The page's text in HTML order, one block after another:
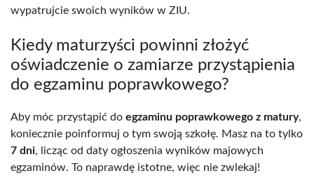
wypatrujcie swoich wyników w ZIU.
Kiedy maturzyści powinni złożyć
oświadczenie o zamiarze przystąpienia
do egzaminu poprawkowego?
Aby móc przystąpić do egzaminu poprawkowego z matury,
koniecznie poinformuj o tym swoją szkołę. Masz na to tylko
7 dni, licząc od daty ogłoszenia wyników majowych
egzaminów. To naprawdę istotne, więc nie zwlekaj!